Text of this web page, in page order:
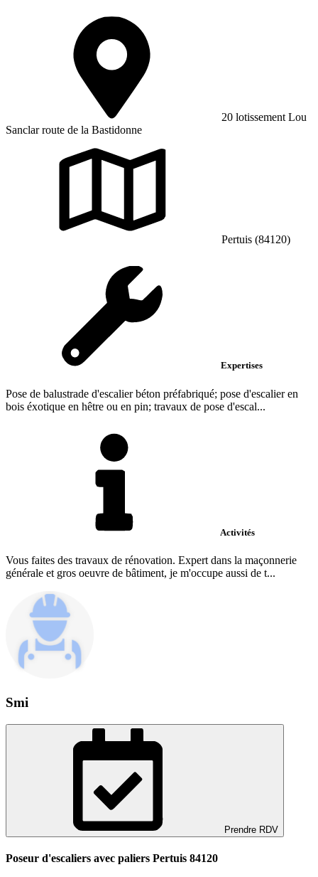
20 lotissement Lou
Sanclar route de la Bastidonne
Pertuis (84120)
Expertises
Pose de balustrade d'escalier béton préfabriqué; pose d'escalier en
bois éxotique en hêtre ou en pin; travaux de pose d'escal...
Activités
Vous faites des travaux de rénovation. Expert dans la maçonnerie
générale et gros oeuvre de bâtiment, je m'occupe aussi de t...
Smi
Prendre RDV
Poseur d'escaliers avec paliers Pertuis 84120